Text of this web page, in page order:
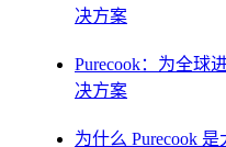
决方案
Purecook：为全球
决方案
为什么 Purecook